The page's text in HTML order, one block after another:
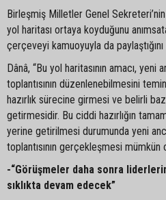
Birleşmiş Milletler Genel
yol haritası ortaya koyduğunu
çerçeveyi kamuoyuyla da
Dânâ, “Bu yol haritasının amacı, yeni
toplantısının düzenlenebilmesini
hazırlık sürecine girmesi ve belirli
getirmesidir. Bu ciddi hazırlığın
yerine getirilmesi durumunda yeni
toplantısının gerçekleşmesi mümkün
-“Görüşmeler daha sonra
sıklıkta devam edecek”